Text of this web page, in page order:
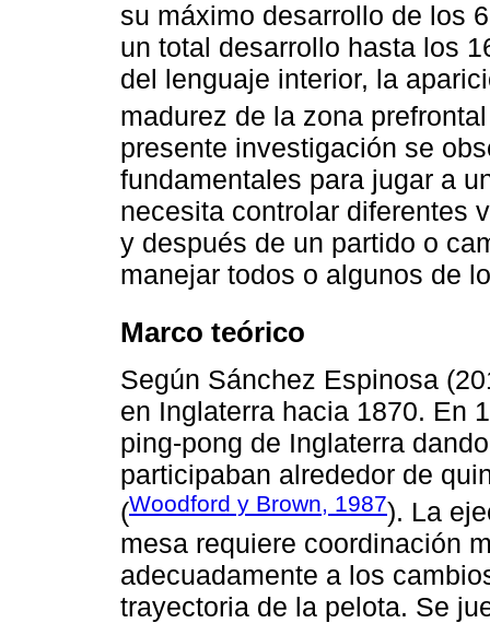
su máximo desarrollo de los
un total desarrollo hasta los
del lenguaje interior, la
madurez de la zona
presente investigación se
fundamentales para jugar a
necesita controlar diferentes
y después de un partido o
manejar todos o algunos de
Marco teórico
Según Sánchez Espinosa
en Inglaterra hacia 1870. En
ping-pong de Inglaterra
participaban alrededor de
(Woodford y Brown, 1987). La
mesa requiere coordinación
adecuadamente a los
trayectoria de la pelota. Se